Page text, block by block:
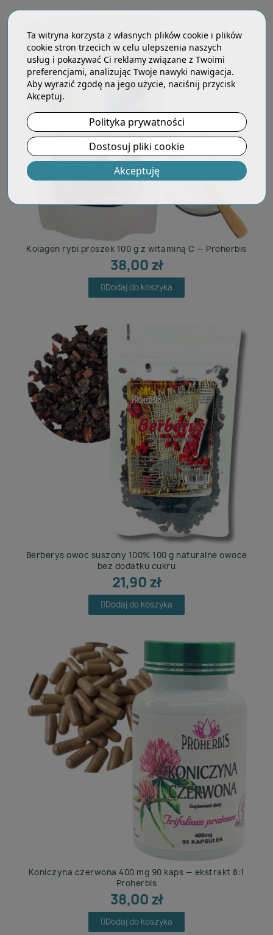
Kolagen rybi proszek 100 g z witaminą C — Proherbis
38,00 zł
Dodaj do koszyka
Berberys owoc suszony 100% 100 g naturalne owoce
bez dodatku cukru
21,90 zł
Dodaj do koszyka
Koniczyna czerwona 400 mg 90 kaps — ekstrakt 8:1
Proherbis
38,00 zł
Dodaj do koszyka
Ta witryna korzysta z własnych plików cookie i plików
cookie stron trzecich w celu ulepszenia naszych
usług i pokazywać Ci reklamy związane z Twoimi
preferencjami, analizując Twoje nawyki nawigacja.
Aby wyrazić zgodę na jego użycie, naciśnij przycisk
Akceptuj.
Polityka prywatności
Dostosuj pliki cookie
Akceptuję